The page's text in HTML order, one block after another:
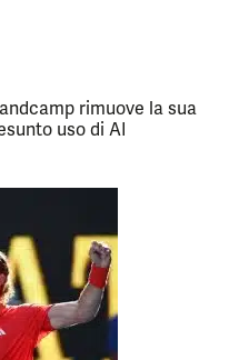
rimuove la sua
uso di AI